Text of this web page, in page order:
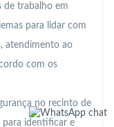
de trabalho em
para lidar com
atendimento ao
com os
no recinto de
para identificar e